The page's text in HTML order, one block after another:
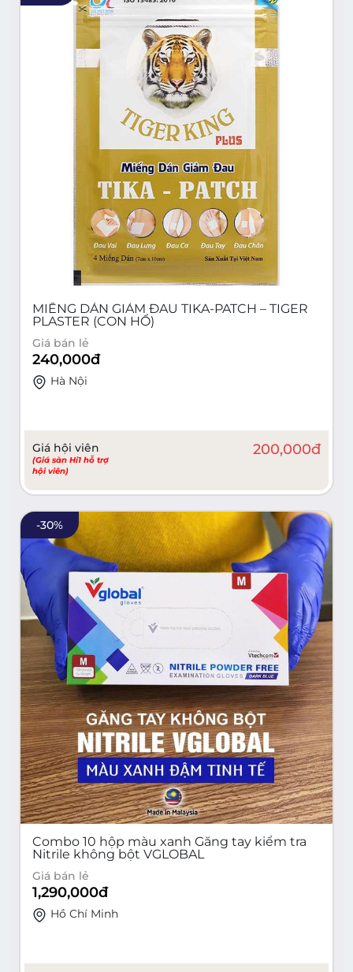
MIẾNG DÁN GIẢM ĐAU TIKA-PATCH – TIGER
PLASTER (CON HỔ)
Giá bán lẻ
240,000đ
Hà Nội
Giá hội viên
(Giá sàn Hi1 hỗ trợ
hội viên)
200,000đ
-30%
Combo 10 hộp màu xanh Găng tay kiểm tra
Nitrile không bột VGLOBAL
Giá bán lẻ
1,290,000đ
Hồ Chí Minh